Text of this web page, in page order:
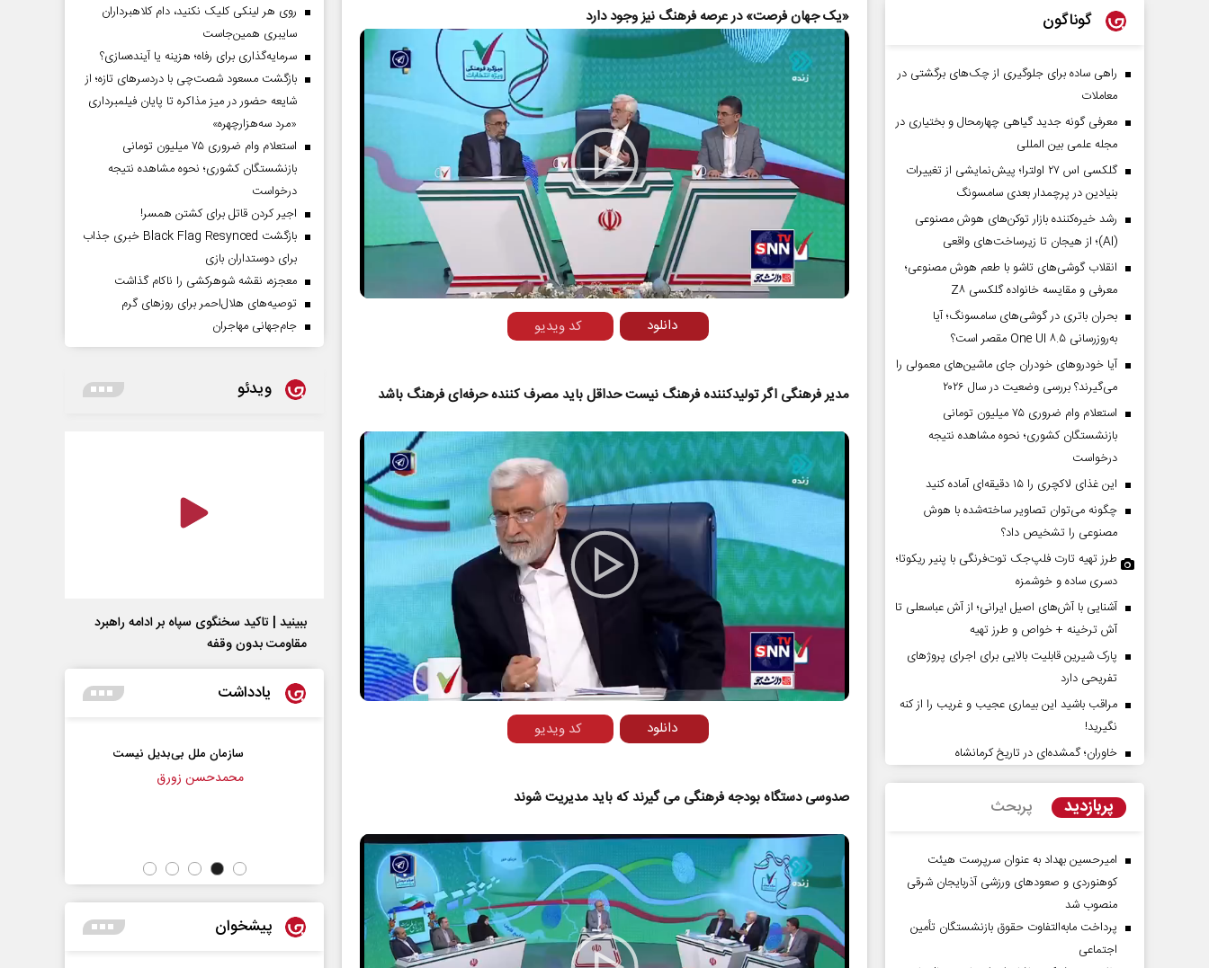
«یک جهان فرصت» در عرصه فرهنگ نیز وجود دارد
Play
Video
کد ویدیو دانلود
مدیر فرهنگی اگر تولیدکننده فرهنگ نیست حداقل باید مصرف کننده حرفه‌ای فرهنگ باشد
Play
Video
کد ویدیو دانلود
صدوسی دستگاه بودجه فرهنگی می گیرند که باید مدیریت شوند
گوناگون
راهی ساده برای جلوگیری از چک‌های برگشتی در
معاملات
معرفی گونه جدید گیاهی چهارمحال و بختیاری در
مجله علمی بین المللی
گلکسی اس ۲۷ اولترا؛ پیش‌نمایشی از تغییرات
بنیادین در پرچمدار بعدی سامسونگ
رشد خیره‌کننده بازار توکن‌های هوش مصنوعی
(AI)؛ از هیجان تا زیرساخت‌های واقعی
انقلاب گوشی‌های تاشو‌ با طعم هوش مصنوعی؛
معرفی و مقایسه خانواده گلکسی Z۸
بحران باتری در گوشی‌های سامسونگ؛ آیا
به‌روزرسانی One UI ۸.۵ مقصر است؟
آیا خودروهای خودران جای ماشین‌های معمولی را
می‌گیرند؟ بررسی وضعیت در سال ۲۰۲۶
استعلام وام ضروری ۷۵ میلیون تومانی
بازنشستگان کشوری؛ نحوه مشاهده نتیجه
درخواست
این غذای لاکچری را ۱۵ دقیقه‌ای آماده کنید
چگونه می‌توان تصاویر ساخته‌شده با هوش
مصنوعی را تشخیص داد؟
طرز تهیه تارت فلپ‌جک توت‌فرنگی با پنیر ریکوتا؛
دسری ساده و خوشمزه
آشنایی با آش‌های اصیل ایرانی؛ از آش عباسعلی تا
آش ترخینه + خواص و طرز تهیه
پارک شیرین قابلیت‌ بالایی برای اجرای پروژهای
تفریحی دارد
مراقب باشید این بیماری عجیب و غریب را از کنه
نگیرید!
خاوران؛ گمشده‌ای در تاریخ کرمانشاه
پربازدید پربحث
امیرحسین بهداد به عنوان سرپرست هیئت
کوهنوردی و صعودهای ورزشی آذربایجان شرقی
منصوب شد
پرداخت مابه‌التفاوت حقوق بازنشستگان تأمین
اجتماعی
روی هر لینکی کلیک نکنید، دام کلاهبرداران
سایبری همین‌جاست
سرمایه‌گذاری برای رفاه؛ هزینه یا آینده‌سازی؟
بازگشت مسعود شصت‌چی با دردسر‌های تازه؛ از
شایعه حضور در میز مذاکره تا پایان فیلمبرداری
«مرد سه‌هزارچهره»
استعلام وام ضروری ۷۵ میلیون تومانی
بازنشستگان کشوری؛ نحوه مشاهده نتیجه
درخواست
اجیر کردن قاتل برای کشتن همسر!
بازگشت Black Flag Resynced خبری جذاب
برای دوستداران بازی
معجزه، نقشه شوهرکشی را ناکام گذاشت
توصیه‌های هلال‌احمر برای روز‌های گرم
جام‌جهانی مهاجران
ویدئو
ببینید | تاکید سخنگوی سپاه بر ادامه راهبرد
مقاومت بدون وقفه
یادداشت
نقش جنگ آمریکا و ایران بر تغییر
داوود منظور - رئیس سابق سازمان برنامه و
عیسی‌نیا
سازمان ملل بی‌بدیل نیست
پیشخوان